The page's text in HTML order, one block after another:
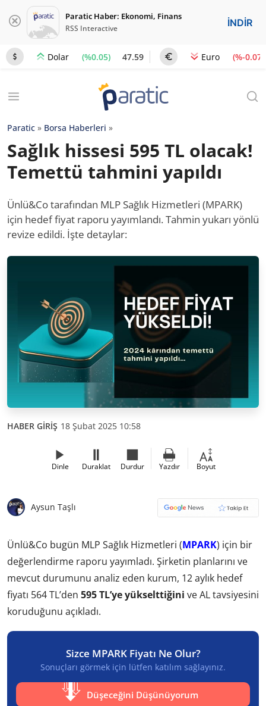
Paratic Haber: Ekonomi, Finans
RSS Interactive İNDİR
Dolar (%0.05) 47.59 Euro (%-0.07)
Paratic » Borsa Haberleri »
Sağlık hissesi 595 TL olacak!
Temettü tahmini yapıldı
Ünlü&Co tarafından MLP Sağlık Hizmetleri (MPARK)
için hedef fiyat raporu yayımlandı. Tahmin yukarı yönlü
revize edildi. İşte detaylar:
HABER GİRİŞ 18 Şubat 2025 10:58
Dinle Duraklat Durdur Yazdır Boyut
Aysun Taşlı
Ünlü&Co bugün MLP Sağlık Hizmetleri (MPARK) için bir
değerlendirme raporu yayımladı. Şirketin planlarını ve
mevcut durumunu analiz eden kurum, 12 aylık hedef
fiyatı 564 TL’den 595 TL’ye yükselttiğini ve AL tavsiyesini
koruduğunu açıkladı.
Sizce MPARK Fiyatı Ne Olur?
Sonuçları görmek için lütfen katılım sağlayınız.
Düşeceğini Düşünüyorum